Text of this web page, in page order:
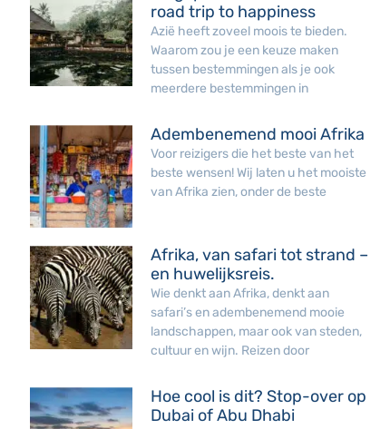
road trip to happiness
Azië heeft zoveel moois te bieden.
Waarom zou je een keuze maken
tussen bestemmingen als je ook
meerdere bestemmingen in
Adembenemend mooi Afrika
Voor reizigers die het beste van het
beste wensen! Wij laten u het mooiste
van Afrika zien, onder de beste
Afrika, van safari tot strand –
en huwelijksreis.
Wie denkt aan Afrika, denkt aan
safari’s en adembenemend mooie
landschappen, maar ook van steden,
cultuur en wijn. Reizen door
Hoe cool is dit? Stop-over op
Dubai of Abu Dhabi